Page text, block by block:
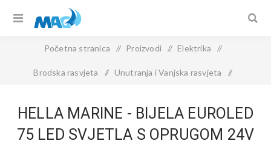
Početna stranica / Proizvodi / Elektrika /
Brodska rasvjeta / Unutranja i Vanjska rasvjeta /
HELLA MARINE - BIJELA EUROLED
75 LED SVJETLA S OPRUGOM 24V